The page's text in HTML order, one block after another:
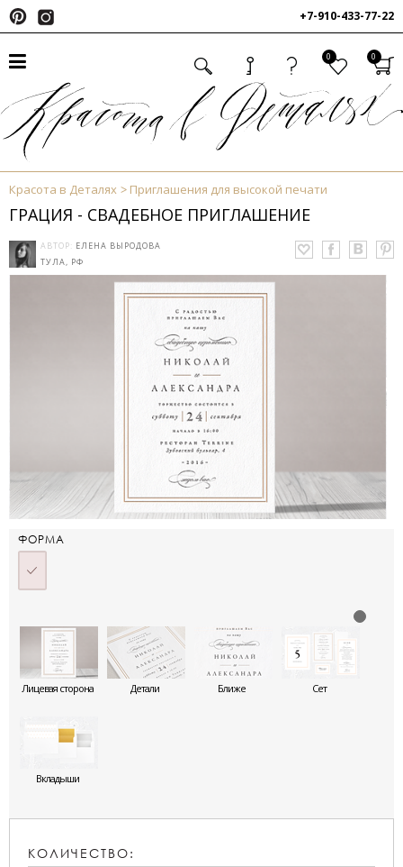
+7-910-433-77-22
0 0
Красота в Деталях Приглашения для высокой печати
ГРАЦИЯ - СВАДЕБНОЕ ПРИГЛАШЕНИЕ
АВТОР: ЕЛЕНА ВЫРОДОВА
ТУЛА, РФ
ФОРМА
Лицевая сторона Детали Ближе Сет
Вкладыши
КОЛИЧЕСТВО: